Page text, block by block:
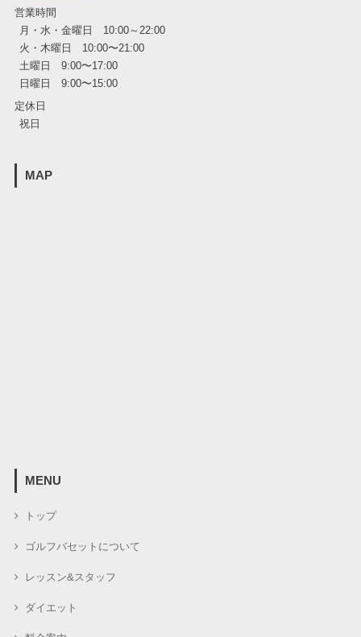
営業時間
月・水・金曜日 10:00～22:00
火・木曜日 10:00〜21:00
土曜日 9:00〜17:00
日曜日 9:00〜15:00
定休日
祝日
MAP
MENU
トップ
ゴルフバセットについて
レッスン&スタッフ
ダイエット